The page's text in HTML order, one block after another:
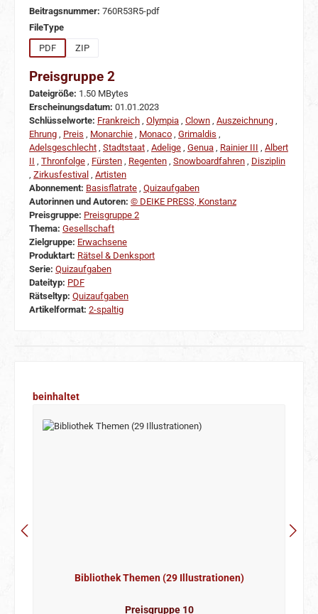
Beitragsnummer: 760R53R5-pdf
FileTypeauswählen
PDF
ZIP
Preisgruppe 2
Dateigröße: 1.50 MBytes
Erscheinungsdatum: 01.01.2023
Schlüsselworte: Frankreich , Olympia , Clown , Auszeichnung ,
Ehrung , Preis , Monarchie , Monaco , Grimaldis ,
Adelsgeschlecht , Stadtstaat , Adelige , Genua , Rainier III , Albert
II , Thronfolge , Fürsten , Regenten , Snowboardfahren , Disziplin
, Zirkusfestival , Artisten
Abonnement: Basisflatrate , Quizaufgaben
Autorinnen und Autoren: © DEIKE PRESS, Konstanz
Preisgruppe: Preisgruppe 2
Thema: Gesellschaft
Zielgruppe: Erwachsene
Produktart: Rätsel & Denksport
Serie: Quizaufgaben
Dateityp: PDF
Rätseltyp: Quizaufgaben
Artikelformat: 2-spaltig
Produktgalerie überspringen
beinhaltet
Bibliothek Themen (29 Illustrationen)
Preisgruppe 10